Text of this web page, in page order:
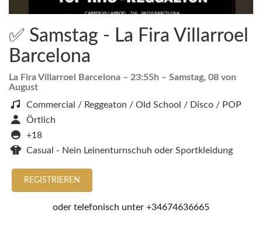
✅ Samstag - La Fira Villarroel
Barcelona
La Fira Villarroel Barcelona – 23:55h – Samstag, 08 von
August
Commercial / Reggeaton / Old School / Disco / POP
Örtlich
+18
Casual - Nein Leinenturnschuh oder Sportkleidung
REGISTRIEREN
oder telefonisch unter +34674636665